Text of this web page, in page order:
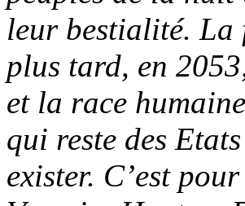
leur bestialité. La
plus tard, en
et la race
qui reste des
exister. C’est